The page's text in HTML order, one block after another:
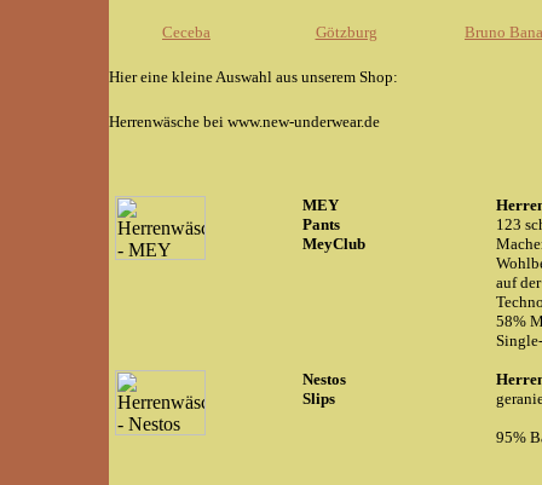
Ceceba Götzburg Bruno
Hier eine kleine Auswahl aus unserem Shop:
Herrenwäsche bei www.new-underwear.de
MEY
Pants
MeyClub
123
auf
58%
Nestos
Slips
95%